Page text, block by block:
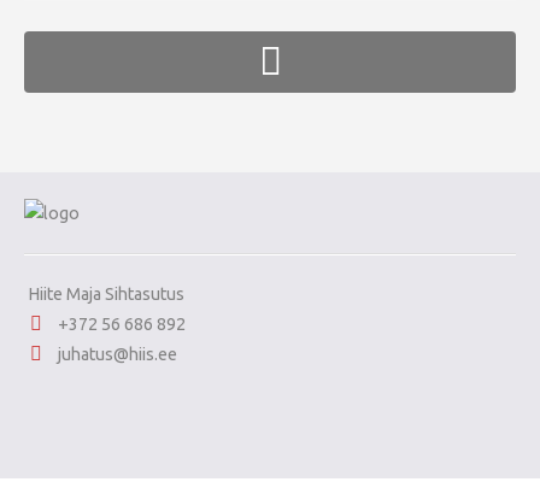
Hiite Maja Sihtasutus
+372 56 686 892
juhatus@hiis.ee